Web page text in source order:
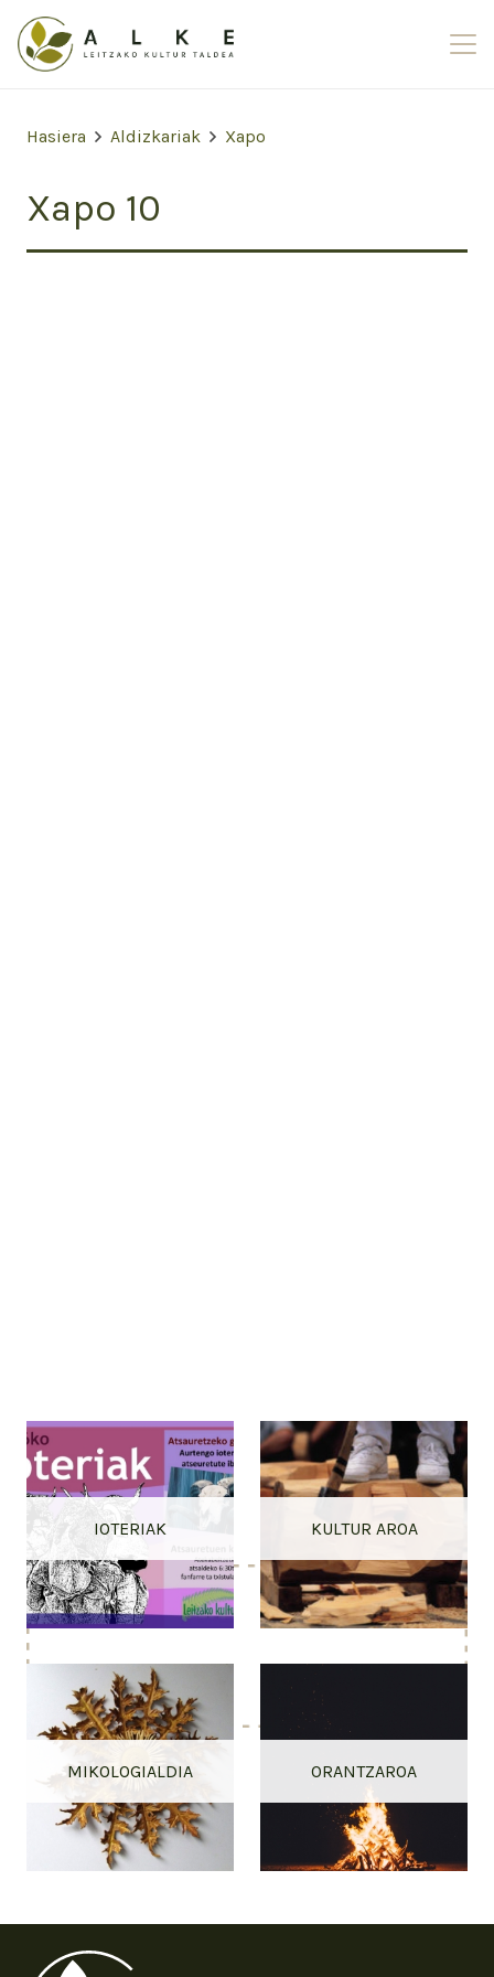
Hasiera Aldizkariak Xapo
Xapo 10
IOTERIAK KULTUR AROA
MIKOLOGIALDIA ORANTZAROA